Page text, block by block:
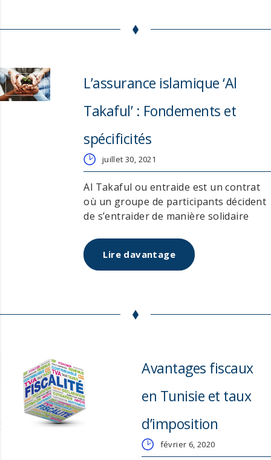
competitivite-et-par-consequent-sur-
L’assurance islamique ‘Al
Takaful’ : Fondements et
spécificités
juillet 30, 2021
Al Takaful ou entraide est un contrat
où un groupe de participants décident
de s’entraider de manière solidaire
http://www.leaders.com.tn/article/7809-
l-assurance-islamique-al-takaful-
fondements-et-specificites
Lire davantage
Avantages fiscaux
en Tunisie et taux
d’imposition
février 6, 2020